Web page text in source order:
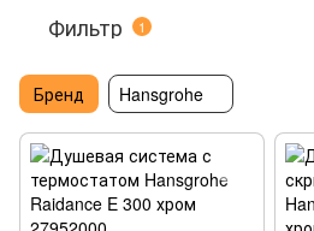
Фильтр 1
Бренд Hansgrohe